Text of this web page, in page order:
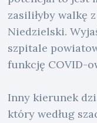
zasiliłyby walkę
Niedzielski.
szpitale
funkcję COVID-
Inny kierunek
który według